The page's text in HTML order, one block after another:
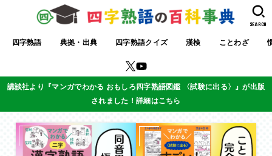
四字熟語 典拠・出典 四字熟語クイズ 漢検 ことわざ
SEARCH
講談社より『マンガでわかる おもしろ四字熟語図鑑 〈試験に出る〉』が出版
されました！詳細はこちら